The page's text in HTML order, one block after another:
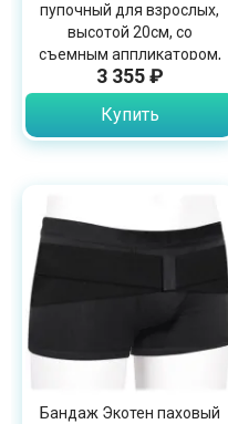
пупочный для взрослых,
высотой 20см, со
съемным аппликатором,
бежевый, ГП-20
3 355 ₽
Купить
Бандаж Экотен паховый